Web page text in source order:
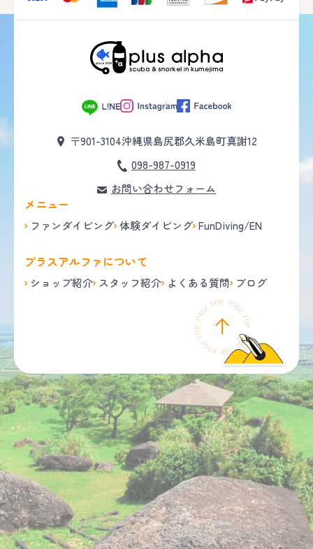
〒901-3104沖縄県島尻郡久米島町真謝12
098-987-0919
お問い合わせフォーム
メニュー
ファンダイビング 体験ダイビング FunDiving/EN
プラスアルファについて
ショップ紹介 スタッフ紹介 よくある質問 ブログ